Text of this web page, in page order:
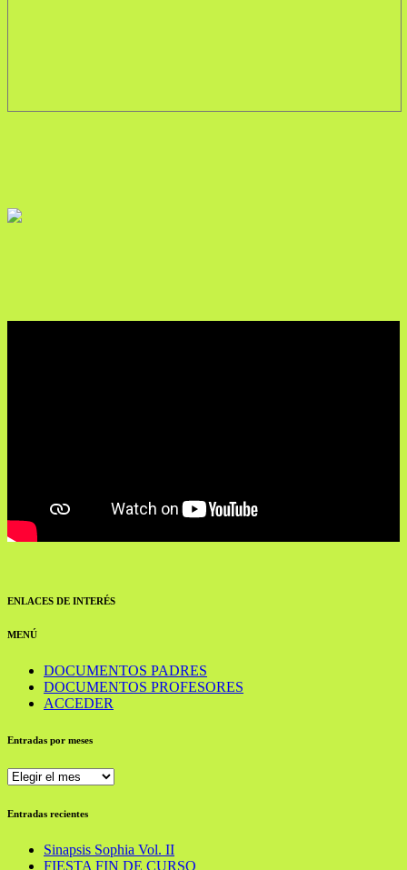
ENLACES DE INTERÉS
MENÚ
DOCUMENTOS PADRES
DOCUMENTOS PROFESORES
ACCEDER
Entradas por meses
Entradas
meses
Entradas recientes
Sinapsis Sophia Vol. II
FIESTA FIN DE CURSO